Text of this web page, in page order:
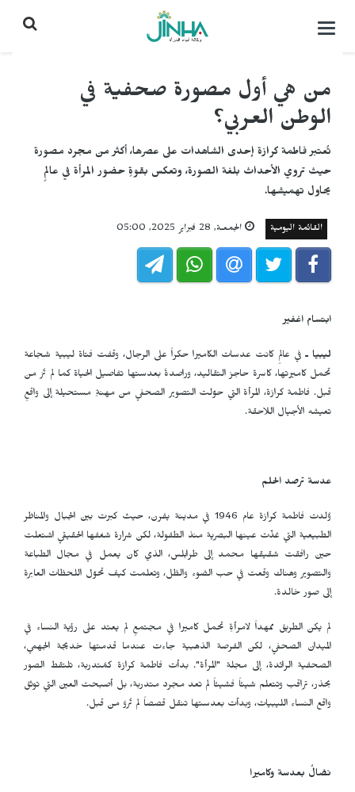
التحكم
من هي أول مصورة صحفية في
الوطن العربي؟
تُعتبر فاطمة كرازة إحدى الشاهدات على عصرها، أكثر من مجرد مصورة
حيث تروي الأحداث بلغة الصورة، وتعكس بقوةٍ حضور المرأة في عالمٍ
يحاول تهميشها.
القائمة اليومية الجمعـة, 28 فبراير 2025, 05:00
ابتسام اغفير
ليبيا ـفي عالمٍ كانت عدسات الكاميرا حكراً على الرجال، وقفت فتاة ليبية شجاعة
تحمل كاميرتها، كاسرة حاجز التقاليد، وراصدةً بعدستها تفاصيل الحياة كما لم تُرَ من
قبل. فاطمة كرازة، المرأة التي حوّلت التصوير الصحفي من مهنةٍ مستحيلة إلى واقعٍ
تعيشه الأجيال اللاحقة.
عدسة ترصد الحلم
وُلدت فاطمة كرازة عام 1946 في مدينة يفرن، حيث كبرت بين الجبال والمناظر
الطبيعية التي غذّت عينها البصرية منذ الطفولة، لكن شرارة شغفها الحقيقي اشتعلت
حين رافقت شقيقها محمد إلى طرابلس، الذي كان يعمل في مجال الطباعة
والتصوير وهناك وقعت في حب الضوء والظل، وتعلمت كيف تحوّل اللحظات العابرة
إلى صور خالدة.
لم يكن الطريق ممهداً لامرأةٍ تحمل كاميرا في مجتمعٍ لم يعتد على رؤية النساء في
الميدان الصحفي، لكن الفرصة الذهبية جاءت عندما قدمتها خديجة الجهمي،
الصحفية الرائدة، إلى مجلة "المرأة". بدأت فاطمة كرازة كمُتدربة، تلتقط الصور
بحذر، تراقب وتتعلم شيئاً فشيئاً لم تعد مجرد متدربة، بل أصبحت العين التي توثق
واقع النساء الليبيات، وبدأت بعدستها تنقل قصصاً لم تُروَ من قبل.
نضالٌ بعدسة وكاميرا